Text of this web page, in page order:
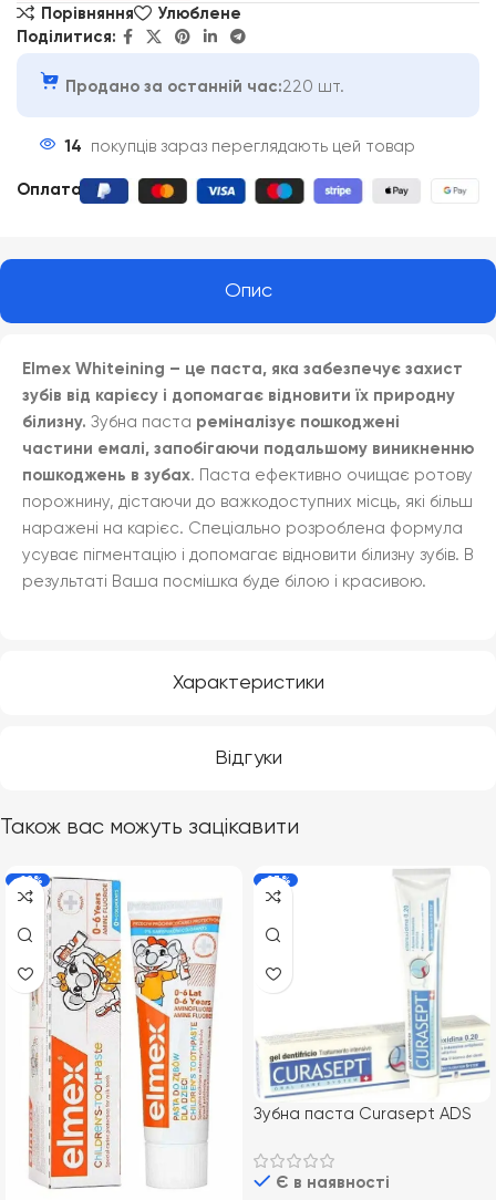
Порівняння
Улюблене
Поділитися:
Продано за останній час:220 шт.
14 покупців зараз переглядають цей товар
Оплата
Опис
Характеристики
Відгуки
Elmex Whiteining – це паста, яка забезпечує захист
зубів від карієсу і допомагає відновити їх природну
білизну. Зубна паста реміналізує пошкоджені
частини емалі, запобігаючи подальшому виникненню
пошкоджень в зубах. Паста ефективно очищає ротову
порожнину, дістаючи до важкодоступних місць, які більш
наражені на карієс. Спеціально розроблена формула
усуває пігментацію і допомагає відновити білизну зубів. В
результаті Ваша посмішка буде білою і красивою.
Також вас можуть зацікавити
-22% -23%
Зубна паста Curasept ADS
Є в наявності